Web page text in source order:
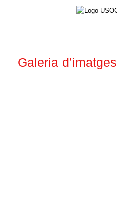
Galeria d’imatges